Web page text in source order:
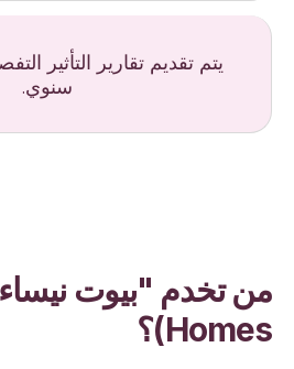
يتم تقديم تقارير التأثير
سنوي.
Homes)؟